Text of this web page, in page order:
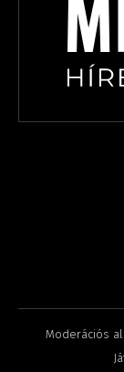
Moderációs